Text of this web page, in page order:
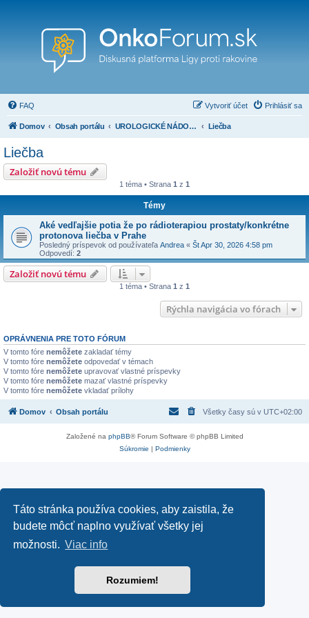
Táto stránka používa cookies, aby zaistila, že
budete môcť naplno využívať všetky jej
možnosti. Viac info
Rozumiem!
FAQ Prihlásiť sa
Vytvoriť účet
Domov Obsah portálu UROLOGICKÉ NÁDORY ( nádory prostaty, penisu, obličiek, močového mechúra a iné) Liečba
Liečba
Založiť novú tému
1 téma • Strana 1 z 1
Témy
Aké vedľajšie potia že po rádioterapiou prostaty/konkrétne
protonova liečba v Prahe
Posledný príspevok od používateľa Andrea « Št Apr 30, 2026 4:58 pm
Odpovedí: 2
Založiť novú tému
1 téma • Strana 1 z 1
Rýchla navigácia vo fórach
OPRÁVNENIA PRE TOTO FÓRUM
V tomto fóre nemôžete zakladať témy
V tomto fóre nemôžete odpovedať v témach
V tomto fóre nemôžete upravovať vlastné príspevky
V tomto fóre nemôžete mazať vlastné príspevky
V tomto fóre nemôžete vkladať prílohy
Domov Obsah portálu Všetky časy sú v UTC+02:00
Založené na phpBB® Forum Software © phpBB Limited
Súkromie | Podmienky